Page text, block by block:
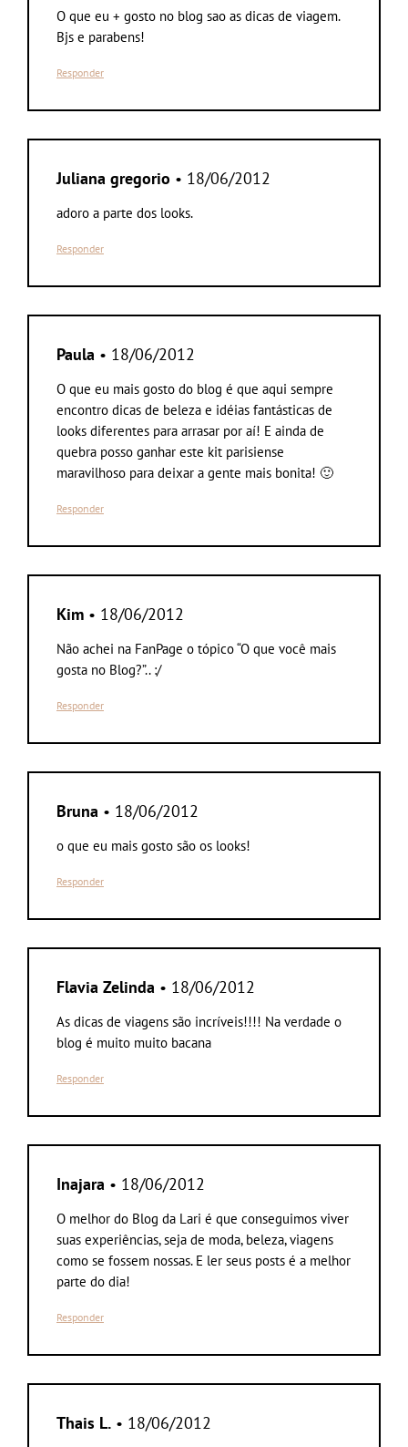
O que eu + gosto no blog sao as dicas de viagem.
Bjs e parabens!
Responder
Juliana gregorio • 18/06/2012
adoro a parte dos looks.
Responder
Paula • 18/06/2012
O que eu mais gosto do blog é que aqui sempre
encontro dicas de beleza e idéias fantásticas de
looks diferentes para arrasar por aí! E ainda de
quebra posso ganhar este kit parisiense
maravilhoso para deixar a gente mais bonita! 🙂
Responder
Kim • 18/06/2012
Não achei na FanPage o tópico “O que você mais
gosta no Blog?”.. :/
Responder
Bruna • 18/06/2012
o que eu mais gosto são os looks!
Responder
Flavia Zelinda • 18/06/2012
As dicas de viagens são incríveis!!!! Na verdade o
blog é muito muito bacana
Responder
Inajara • 18/06/2012
O melhor do Blog da Lari é que conseguimos viver
suas experiências, seja de moda, beleza, viagens
como se fossem nossas. E ler seus posts é a melhor
parte do dia!
Responder
Thais L. • 18/06/2012